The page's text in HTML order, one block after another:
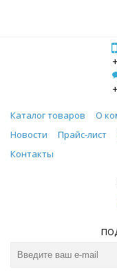
Каталог товаров О
Новости
Прайс-лист
Контакты